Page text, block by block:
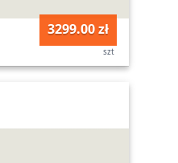
3299.00 zł
szt